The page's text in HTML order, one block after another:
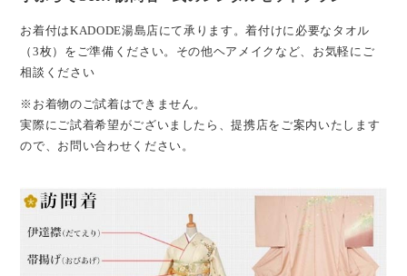
お着付はKADODE湯島店にて承ります。着付けに必要なタオル
（3枚）をご準備ください。 その他ヘアメイクなど、お気軽にご
相談ください
※お着物のご試着はできません。
実際にご試着希望がございましたら、提携店をご案内いたします
ので、お問い合わせください。